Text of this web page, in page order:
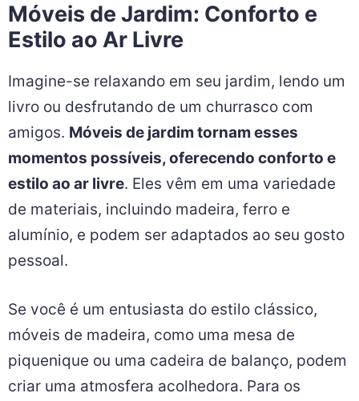
Móveis de Jardim: Conforto e
Estilo ao Ar Livre
Imagine-se relaxando em seu jardim, lendo um
livro ou desfrutando de um churrasco com
amigos. Móveis de jardim tornam esses
momentos possíveis, oferecendo conforto e
estilo ao ar livre. Eles vêm em uma variedade
de materiais, incluindo madeira, ferro e
alumínio, e podem ser adaptados ao seu gosto
pessoal.
Se você é um entusiasta do estilo clássico,
móveis de madeira, como uma mesa de
piquenique ou uma cadeira de balanço, podem
criar uma atmosfera acolhedora. Para os